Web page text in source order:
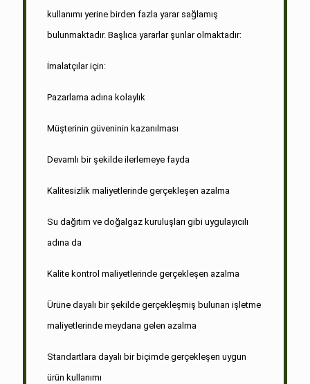
kullanımı yerine birden fazla yarar sağlamış
bulunmaktadır. Başlıca yararlar şunlar olmaktadır:
İmalatçılar için:
Pazarlama adına kolaylık
Müşterinin güveninin kazanılması
Devamlı bir şekilde ilerlemeye fayda
Kalitesizlik maliyetlerinde gerçekleşen azalma
Su dağıtım ve doğalgaz kuruluşları gibi uygulayıcılı
adına da
Kalite kontrol maliyetlerinde gerçekleşen azalma
Ürüne dayalı bir şekilde gerçekleşmiş bulunan işletme
maliyetlerinde meydana gelen azalma
Standartlara dayalı bir biçimde gerçekleşen uygun
ürün kullanımı